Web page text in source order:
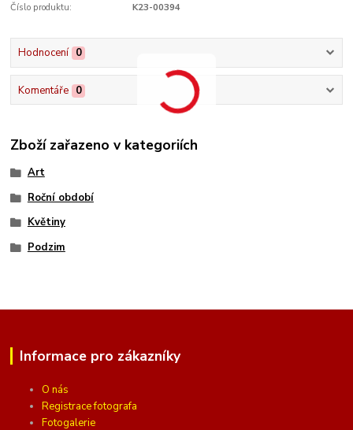
Číslo produktu: K23-00394
Hodnocení 0
Komentáře 0
Zboží zařazeno v kategoriích
Art
Roční období
Květiny
Podzim
Informace pro zákazníky
O nás
Registrace fotografa
Fotogalerie